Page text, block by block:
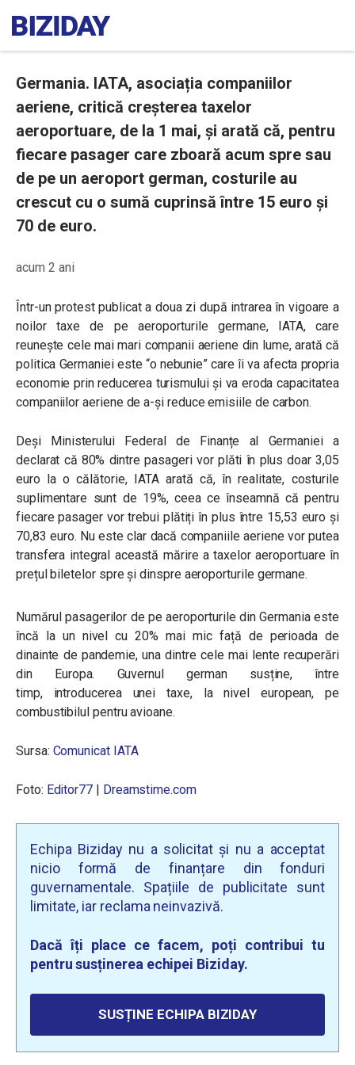
Germania. IATA, asociația companiilor
aeriene, critică creșterea taxelor
aeroportuare, de la 1 mai, și arată că, pentru
fiecare pasager care zboară acum spre sau
de pe un aeroport german, costurile au
crescut cu o sumă cuprinsă între 15 euro și
70 de euro.
acum 2 ani
Într-un protest publicat a doua zi după intrarea în vigoare a
noilor taxe de pe aeroporturile germane, IATA, care
reunește cele mai mari companii aeriene din lume, arată că
politica Germaniei este “o nebunie” care îi va afecta propria
economie prin reducerea turismului și va eroda capacitatea
companiilor aeriene de a-și reduce emisiile de carbon.
Deși Ministerului Federal de Finanțe al Germaniei a
declarat că 80% dintre pasageri vor plăti în plus doar 3,05
euro la o călătorie, IATA arată că, în realitate, costurile
suplimentare sunt de 19%, ceea ce înseamnă că pentru
fiecare pasager vor trebui plătiți în plus între 15,53 euro și
70,83 euro. Nu este clar dacă companiile aeriene vor putea
transfera integral această mărire a taxelor aeroportuare în
prețul biletelor spre și dinspre aeroporturile germane.
Numărul pasagerilor de pe aeroporturile din Germania este
încă la un nivel cu 20% mai mic față de perioada de
dinainte de pandemie, una dintre cele mai lente recuperări
din Europa. Guvernul german susține, între
timp, introducerea unei taxe, la nivel european, pe
combustibilul pentru avioane.
Sursa: Comunicat IATA
Foto: Editor77 | Dreamstime.com
Echipa Biziday nu a solicitat și nu a acceptat
nicio formă de finanțare din fonduri
guvernamentale. Spațiile de publicitate sunt
limitate, iar reclama neinvazivă.
Dacă îți place ce facem, poți contribui tu
pentru susținerea echipei Biziday.
SUSȚINE ECHIPA BIZIDAY